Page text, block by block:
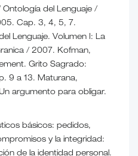
del Lenguaje /
Cap. 3, 4, 5, 7.
Lenguaje. Volumen I: La
/ 2007. Kofman,
Grito Sagrado:
9 a 13. Maturana,
argumento para obligar.
básicos: pedidos,
y la integridad:
de la identidad personal.